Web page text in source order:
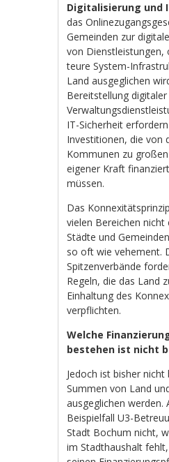
Digitalisierung und
das
Gemeinden zur
von Dienstleistungen,
teure System-
Land ausgeglichen
Bereitstellung digitaler
IT-Sicherheit
Investitionen, die von
Kommunen zu
eigener Kraft
müssen.
Das
vielen Bereichen nicht
Städte und
so oft wie vehement.
Spitzenverbände
Regeln, die das Land
Einhaltung des
verpflichten.
Welche
bestehen ist nicht
Jedoch ist bisher
Summen von Land
ausgeglichen werden.
Beispielfall U3-
Stadt Bochum nicht,
im Stadthaushalt